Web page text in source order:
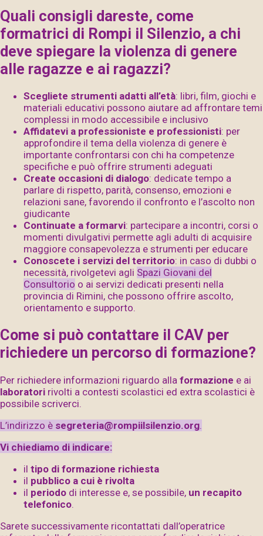
Quali consigli dareste, come
formatrici di Rompi il Silenzio, a chi
deve spiegare la violenza di genere
alle ragazze e ai ragazzi?
Scegliete strumenti adatti all’età: libri, film, giochi e
materiali educativi possono aiutare ad affrontare temi
complessi in modo accessibile e inclusivo
Affidatevi a professioniste e professionisti: per
approfondire il tema della violenza di genere è
importante confrontarsi con chi ha competenze
specifiche e può offrire strumenti adeguati
Create occasioni di dialogo: dedicate tempo a
parlare di rispetto, parità, consenso, emozioni e
relazioni sane, favorendo il confronto e l’ascolto non
giudicante
Continuate a formarvi: partecipare a incontri, corsi o
momenti divulgativi permette agli adulti di acquisire
maggiore consapevolezza e strumenti per educare
Conoscete i servizi del territorio: in caso di dubbi o
necessità, rivolgetevi agli Spazi Giovani del
Consultorio o ai servizi dedicati presenti nella
provincia di Rimini, che possono offrire ascolto,
orientamento e supporto.
Come si può contattare il CAV per
richiedere un percorso di formazione?
Per richiedere informazioni riguardo alla formazione e ai
laboratori rivolti a contesti scolastici ed extra scolastici è
possibile scriverci.
L’indirizzo è segreteria@rompiilsilenzio.org
Vi chiediamo di indicare:
il tipo di formazione richiesta
il pubblico a cui è rivolta
il periodo di interesse e, se possibile, un recapito
telefonico.
Sarete successivamente ricontattati dall’operatrice